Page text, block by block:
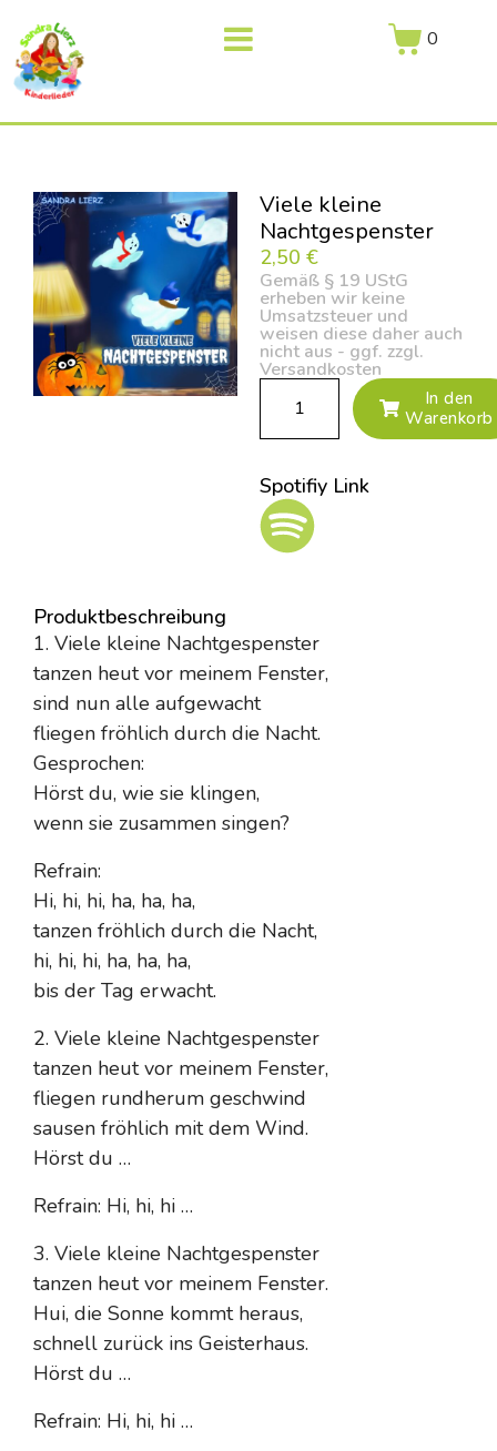
0
Viele kleine
Nachtgespenster
2,50 €
Gemäß § 19 UStG
erheben wir keine
Umsatzsteuer und
weisen diese daher auch
nicht aus - ggf. zzgl.
Versandkosten
In den
Warenkorb
Spotifiy Link
Produktbeschreibung
1. Viele kleine Nachtgespenster
tanzen heut vor meinem Fenster,
sind nun alle aufgewacht
fliegen fröhlich durch die Nacht.
Gesprochen:
Hörst du, wie sie klingen,
wenn sie zusammen singen?
Refrain:
Hi, hi, hi, ha, ha, ha,
tanzen fröhlich durch die Nacht,
hi, hi, hi, ha, ha, ha,
bis der Tag erwacht.
2. Viele kleine Nachtgespenster
tanzen heut vor meinem Fenster,
fliegen rundherum geschwind
sausen fröhlich mit dem Wind.
Hörst du …
Refrain: Hi, hi, hi …
3. Viele kleine Nachtgespenster
tanzen heut vor meinem Fenster.
Hui, die Sonne kommt heraus,
schnell zurück ins Geisterhaus.
Hörst du …
Refrain: Hi, hi, hi …